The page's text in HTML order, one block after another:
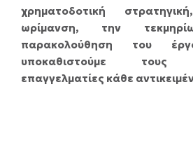
χρηματοδοτική
ωρίμανση, την
παρακολούθηση του
υποκαθιστούμε τους
επαγγελματίες κάθε